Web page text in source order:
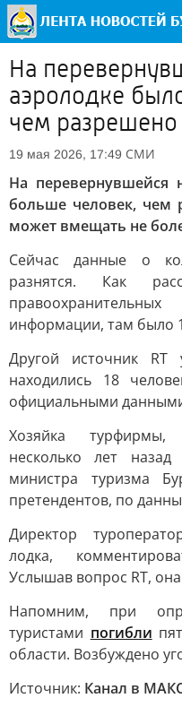
На
аэролодке
чем разрешено
19 мая 2026, 17:49 СМИ
На перевернувшейся
больше человек, чем
может вмещать не
Сейчас данные о
разнятся. Как
информации, там было
Другой источник RT
находились 18
официальными
Хозяйка турфирмы,
несколько лет
министра туризма
претендентов, по
Директор
лодка,
Услышав вопрос RT,
Напомним, при
туристами погибли
области. Возбуждено
Источник: Канал в